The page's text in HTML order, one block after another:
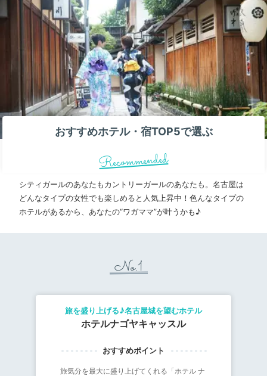
してご紹介します！
おすすめホテル・宿TOP5で選ぶ
Recommended
シティガールのあなたもカントリーガールのあなたも。名古屋は
どんなタイプの女性でも楽しめると人気上昇中！色んなタイプの
ホテルがあるから、あなたの“ワガママ”が叶うかも♪
No.1
ホテルナゴヤキャッスル
旅を盛り上げる♪名古屋城を望むホテル
旅気分を最大に盛り上げてくれる「ホテル ナ